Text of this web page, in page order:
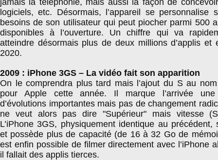
jamais la téléphonie, mais aussi la façon de
logiciels, etc. Désormais, l’appareil se personnalise
besoins de son utilisateur qui peut piocher parmi 500
disponibles à l’ouverture. Un chiffre qui va
atteindre désormais plus de deux millions d’applis et
2020.
2009 : iPhone 3GS – La vidéo fait son apparition
On le comprendra plus tard mais l’ajout du S au
pour Apple cette année. Il marque l’arrivée
d’évolutions importantes mais pas de changement
ne veut alors pas dire "Supérieur" mais vitesse
L’iPhone 3GS, physiquement identique au précédent,
et possède plus de capacité (de 16 à 32 Go de
est enfin possible de filmer directement avec l’iPhone
il fallait des applis tierces.